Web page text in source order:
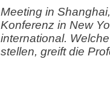
Meeting in
Konferenz in New
international.
stellen, greift die